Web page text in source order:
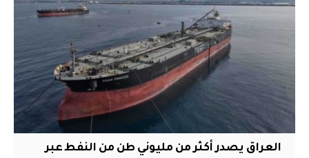
العراق يصدر أكثر من مليوني طن من النفط عبر